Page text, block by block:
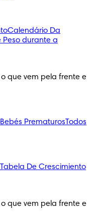
Calendário Da
durante a
que vem pela frente e
Bebés PrematurosTodos
Tabela De Crescimiento
que vem pela frente e